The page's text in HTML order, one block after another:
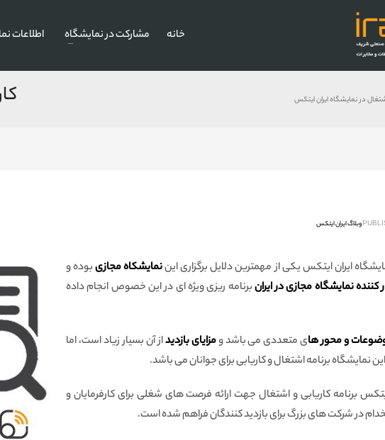
خانه مشارکت در نمایشگاه اطلاعات
در نمایشگاه ایران ایتکس
وبلاگ ایران ایتکس
ایران ایتکس یکی از مهمترین دلایل برگزاری ایننمایشکاه مجازیبوده و
کننده نمایشگاه مجازی در ایرانبرنامه ریزی ویژه ای در این خصوص انجام داده
و محور های متعددی می باشد ومزایای بازدیداز آن بسیار زیاد است، اما
نمایشگاه برنامه اشتغال و کاریابی برای جوانان می باشد.
ایتکس برنامه کاریابی و اشتغال جهت ارائه فرصت های شغلی برای کارفرمایان و
در شرکت های بزرگ برای بازدید کنندگان فراهم شده است.